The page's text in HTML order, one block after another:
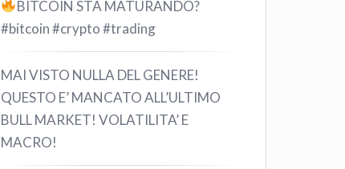
BITCOIN STA MATURANDO?
#bitcoin #crypto #trading
MAI VISTO NULLA DEL GENERE!
QUESTO E’ MANCATO ALL’ULTIMO
BULL MARKET! VOLATILITA’ E
MACRO!